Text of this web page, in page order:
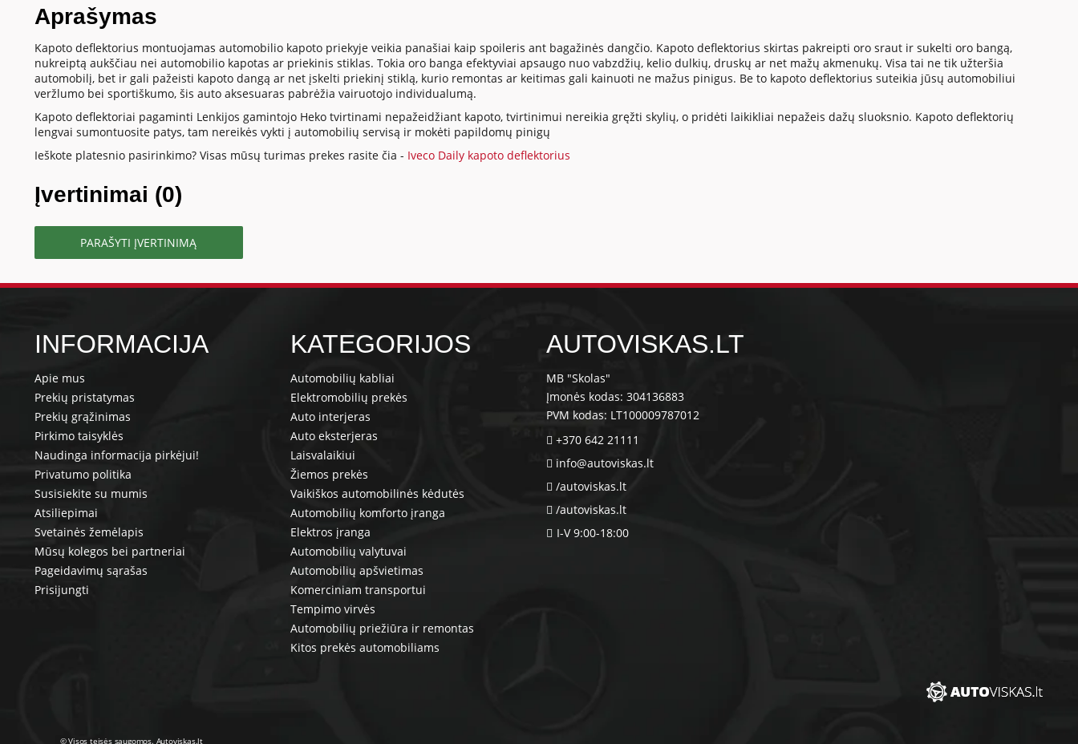
Aprašymas
Kapoto deflektorius montuojamas automobilio kapoto priekyje veikia panašiai kaip spoileris ant bagažinės dangčio. Kapoto deflektorius skirtas pakreipti oro sraut ir sukelti oro bangą,
nukreiptą aukščiau nei automobilio kapotas ar priekinis stiklas. Tokia oro banga efektyviai apsaugo nuo vabzdžių, kelio dulkių, druskų ar net mažų akmenukų. Visa tai ne tik užteršia
automobilį, bet ir gali pažeisti kapoto dangą ar net įskelti priekinį stiklą, kurio remontas ar keitimas gali kainuoti ne mažus pinigus. Be to kapoto deflektorius suteikia jūsų automobiliui
veržlumo bei sportiškumo, šis auto aksesuaras pabrėžia vairuotojo individualumą.
Kapoto deflektoriai pagaminti Lenkijos gamintojo Heko tvirtinami nepažeidžiant kapoto, tvirtinimui nereikia gręžti skylių, o pridėti laikikliai nepažeis dažų sluoksnio. Kapoto deflektorių
lengvai sumontuosite patys, tam nereikės vykti į automobilių servisą ir mokėti papildomų pinigų
Ieškote platesnio pasirinkimo? Visas mūsų turimas prekes rasite čia - Iveco Daily kapoto deflektorius
Įvertinimai (0)
PARAŠYTI ĮVERTINIMĄ
INFORMACIJA
Apie mus
Prekių pristatymas
Prekių grąžinimas
Pirkimo taisyklės
Naudinga informacija pirkėjui!
Privatumo politika
Susisiekite su mumis
Atsiliepimai
Svetainės žemėlapis
Mūsų kolegos bei partneriai
Pageidavimų sąrašas
Prisijungti
KATEGORIJOS
Automobilių kabliai
Elektromobilių prekės
Auto interjeras
Auto eksterjeras
Laisvalaikiui
Žiemos prekės
Vaikiškos automobilinės kėdutės
Automobilių komforto įranga
Elektros įranga
Automobilių valytuvai
Automobilių apšvietimas
Komerciniam transportui
Tempimo virvės
Automobilių priežiūra ir remontas
Kitos prekės automobiliams
AUTOVISKAS.LT
MB "Skolas"
Įmonės kodas: 304136883
PVM kodas: LT100009787012
+370 642 21111
info@autoviskas.lt
/autoviskas.lt
/autoviskas.lt
I-V 9:00-18:00
© Visos teisės saugomos. Autoviskas.lt